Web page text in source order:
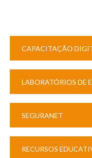
CAPACITAÇÃO
LABORATÓRIOS DE
SEGURANET
RECURSOS